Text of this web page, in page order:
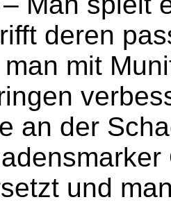
deren
mit
an der
und